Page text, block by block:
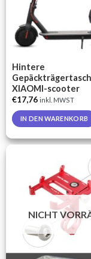
Hintere
XIAOMI-scooter
€17,76 inkl. MWST
IN DEN WARENKORB
NICHT